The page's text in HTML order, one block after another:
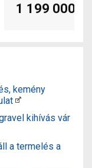
1 199 000 Ft
kemény
kihívás vár
a termelés a